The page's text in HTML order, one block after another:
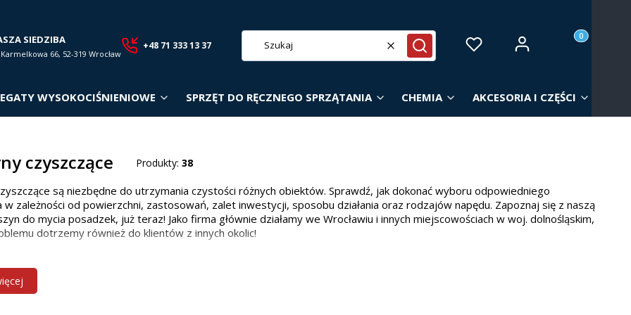
+48 71 333 13 37
SIEDZIBA
66, 52-319 Wrocław WyczyśćSzukaj
Ulubione Zaloguj się Produkty w
Koszyk
WYSOKOCIŚNIENIOWE SPRZĘT DO RĘCZNEGO SPRZĄTANIA CHEMIA AKCESORIA I CZĘŚCI
czyszczące Produkty: 38
są niezbędne do utrzymania czystości różnych obiektów. Sprawdź, jak dokonać wyboru odpowiedniego
w zależności od powierzchni, zastosowań, zalet inwestycji, sposobu działania oraz rodzajów napędu. Zapoznaj się z naszą
do mycia posadzek, już teraz! Jako firma głównie działamy we Wrocławiu i innych miejscowościach w woj. dolnośląskim,
dotrzemy również do klientów z innych okolic!
czyszczących w zależności od powierzchni
modelu zależy od wielkości i rodzaju powierzchni: